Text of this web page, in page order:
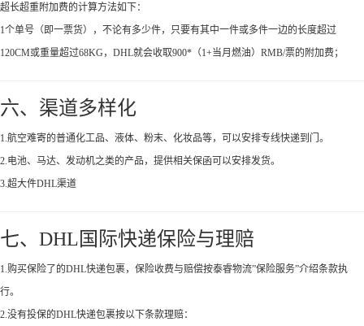
超长超重附加费的计算方法如下：
1个单号（即一票货），不论有多少件，只要有其中一件或多件一边的长度超过
120CM或重量超过68KG，DHL就会收取900*（1+当月燃油）RMB/票的附加费；
六、渠道多样化
1.航空难寄的普通化工品、液体、粉末、化妆品等，可以安排专线快递到门。
2.电池、马达、发动机之类的产品，提供相关保函可以安排发货。
3.超大件DHL渠道
七、DHL国际快递保险与理赔
1.购买保险了的DHL快递包裹，保险收费与赔偿按泰睿物流”保险服务”介绍条款执
行。
2.没有投保的DHL快递包裹按以下条款理赔：